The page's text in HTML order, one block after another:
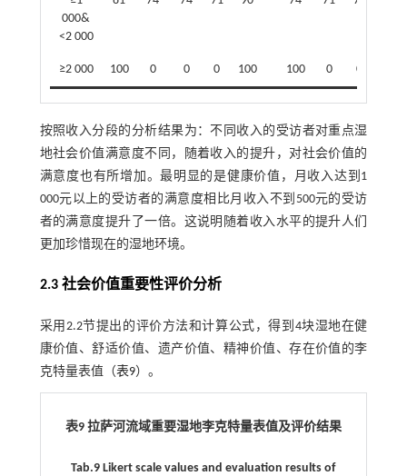
000&
<2 000
≥2 000 100 0 0 0 100 100 0 0
按照收入分段的分析结果为：不同收入的受访者对重点湿
地社会价值满意度不同，随着收入的提升，对社会价值的
满意度也有所增加。最明显的是健康价值，月收入达到1
000元以上的受访者的满意度相比月收入不到500元的受访
者的满意度提升了一倍。这说明随着收入水平的提升人们
更加珍惜现在的湿地环境。
2.3 社会价值重要性评价分析
采用2.2节提出的评价方法和计算公式，得到4块湿地在健
康价值、舒适价值、遗产价值、精神价值、存在价值的李
克特量表值（表9）。
表9 拉萨河流域重要湿地李克特量表值及评价结果
Tab.9 Likert scale values and evaluation results of